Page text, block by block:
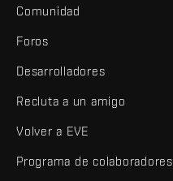
Comunidad
Foros
Desarrolladores
Recluta a un amigo
Volver a EVE
Programa de colaboradores